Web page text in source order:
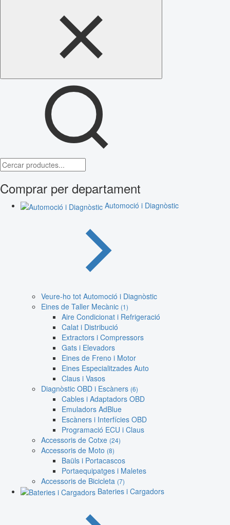
Comprar per departament
Automoció i Diagnòstic
Veure-ho tot Automoció i Diagnòstic
Eines de Taller Mecànic (1)
Aire Condicionat i Refrigeració
Calat i Distribució
Extractors i Compressors
Gats i Elevadors
Eines de Freno i Motor
Eines Especialitzades Auto
Claus i Vasos
Diagnòstic OBD i Escàners (6)
Cables i Adaptadors OBD
Emuladors AdBlue
Escàners i Interfícies OBD
Programació ECU i Claus
Accessoris de Cotxe (24)
Accessoris de Moto (8)
Baüls i Portacascos
Portaequipatges i Maletes
Accessoris de Bicicleta (7)
Bateries i Cargadors